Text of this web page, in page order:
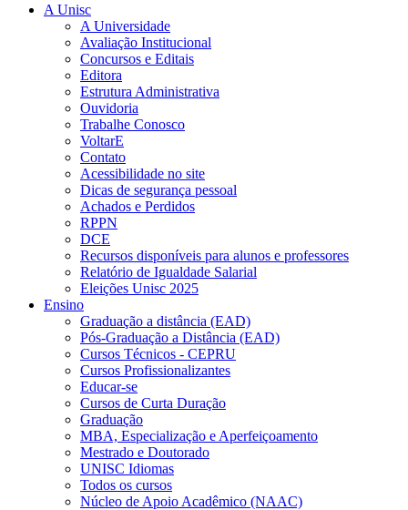
A Unisc
A Universidade
Avaliação Institucional
Concursos e Editais
Editora
Estrutura Administrativa
Ouvidoria
Trabalhe Conosco
VoltarE
Contato
Acessibilidade no site
Dicas de segurança pessoal
Achados e Perdidos
RPPN
DCE
Recursos disponíveis para alunos e professores
Relatório de Igualdade Salarial
Eleições Unisc 2025
Ensino
Graduação a distância (EAD)
Pós-Graduação a Distância (EAD)
Cursos Técnicos - CEPRU
Cursos Profissionalizantes
Educar-se
Cursos de Curta Duração
Graduação
MBA, Especialização e Aperfeiçoamento
Mestrado e Doutorado
UNISC Idiomas
Todos os cursos
Núcleo de Apoio Acadêmico (NAAC)